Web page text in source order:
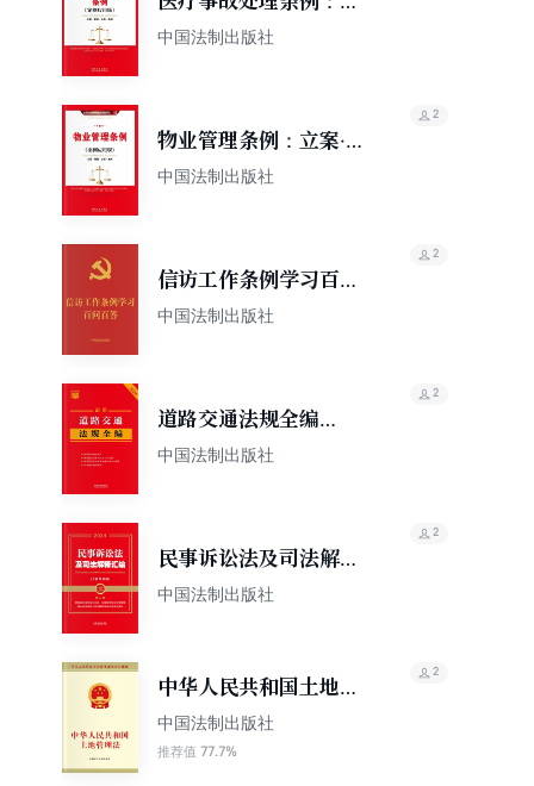
案·管辖·证据·裁判（案
中国法制出版社
物业管理条例：立案·管
辖·证据·裁判（案例应用
中国法制出版社
2
信访工作条例学习百问
百答（2022年版）
中国法制出版社
2
道路交通法规全编
（2024年版）
中国法制出版社
2
民事诉讼法及司法解释
汇编（含指导案例）
中国法制出版社
2
中华人民共和国土地管
理法
中国法制出版社
推荐值 77.7%
2